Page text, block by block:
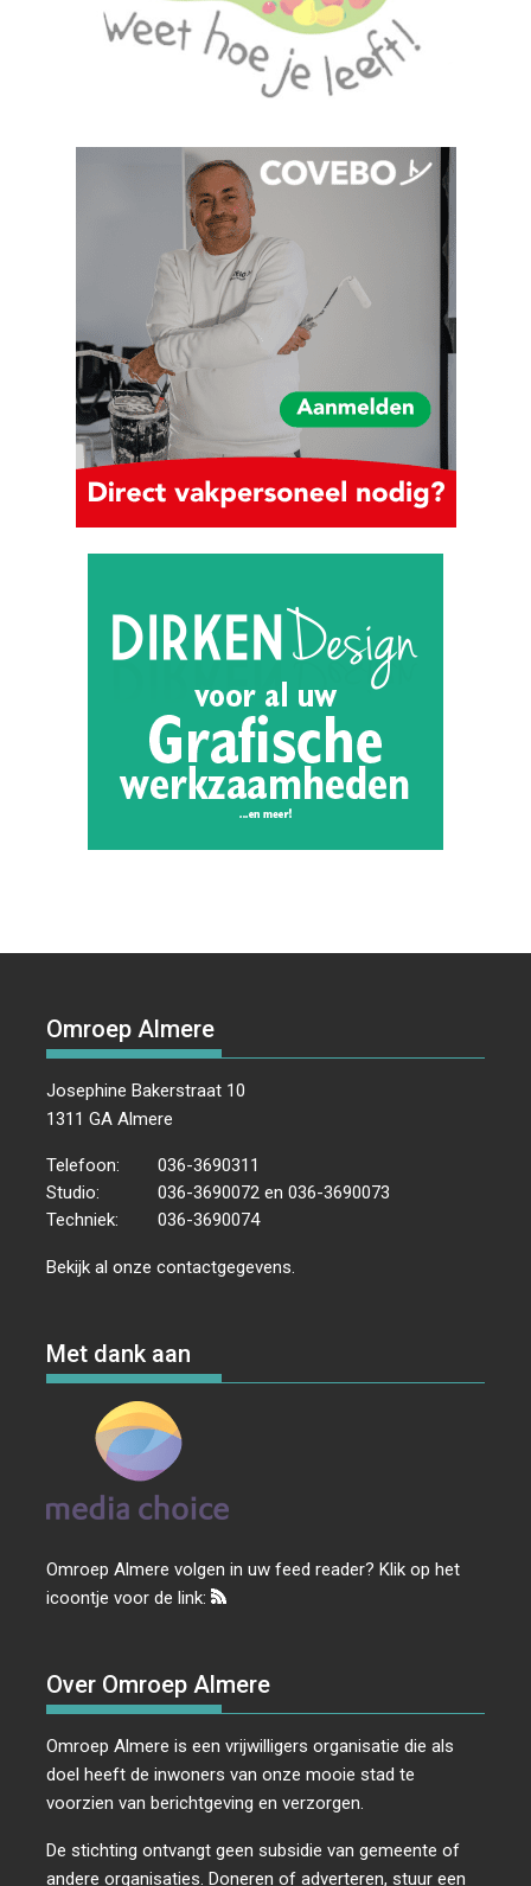
Omroep Almere
Josephine Bakerstraat 10
1311 GA Almere
Telefoon:
036-3690311
Studio:
036-3690072 en 036-3690073
Techniek:
036-3690074
Bekijk al onzecontactgegevens
Met dank aan
Omroep Almere volgen in uw feed reader? Klik op het
icoontje voor de link:
Over Omroep Almere
Omroep Almere is een vrijwilligers organisatie die als
doel heeft de inwoners van onze mooie stad te
voorzien van berichtgeving en verzorgen.
De stichting ontvangt geen subsidie van gemeente of
andere organisaties. Doneren of adverteren, stuur een